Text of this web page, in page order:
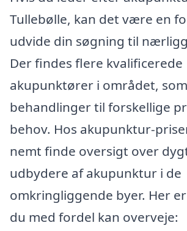
Tullebølle, kan det være en
udvide din søgning til
Der findes flere kvalificerede
akupunktører i området,
behandlinger til forskellige
behov. Hos akupunktur-
nemt finde oversigt over
udbydere af akupunktur i de
omkringliggende byer. Her
du med fordel kan overveje: